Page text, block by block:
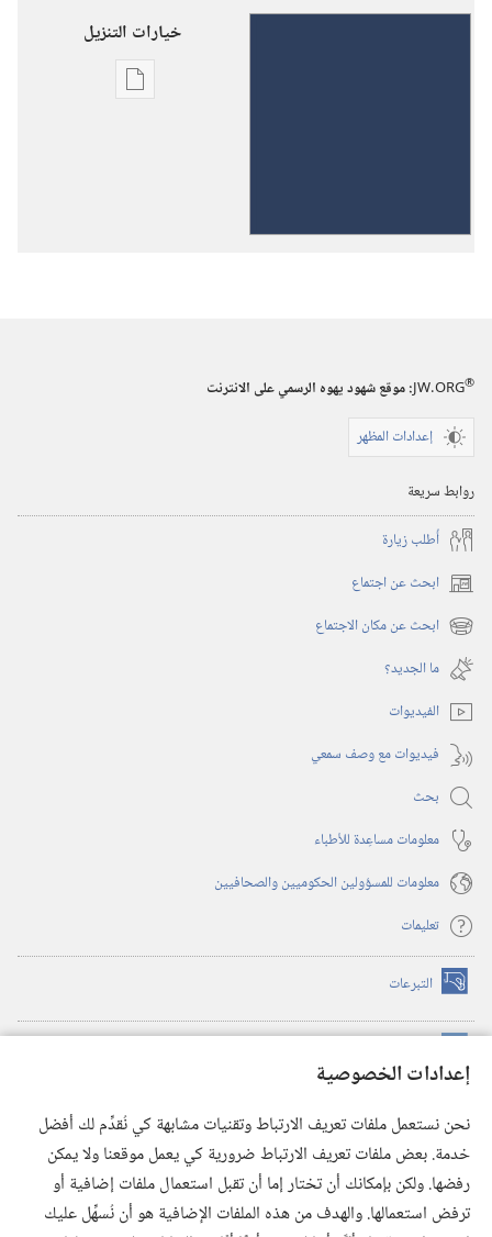
إعدادات الخصوصية
نحن نستعمل ملفات تعريف الارتباط وتقنيات مشابهة كي نُقدِّم لك أفضل
خدمة. بعض ملفات تعريف الارتباط ضرورية كي يعمل موقعنا ولا يمكن
رفضها. ولكن بإمكانك أن تختار إما أن تقبل استعمال ملفات إضافية أو
ترفض استعمالها. والهدف من هذه الملفات الإضافية هو أن نُسهِّل عليك
خيارات التنزيل
خيارات
JW.ORG®
:‏ موقع شهود يهوه الرسمي على الانترنت
إعدادات المظهر
روابط سريعة
أُطلب زيارة
ابحث عن اجتماع (يفتح
نافذة ابحث عن مكان الاجتماع (يفتح
نافذة
جديدة)
ما الجديد؟‏
الفيديوات
فيديوات مع وصف سمعي
بحث
معلومات مساعِدة للأطباء
معلومات للمسؤولين الحكوميين والصحافيين
تعليمات
التبرعات (يفتح
نافذة
(يفتح
نافذة
(يفتح
نافذة
جديدة) تطبيق ®
JW Library
مكتبة برج المراقبة